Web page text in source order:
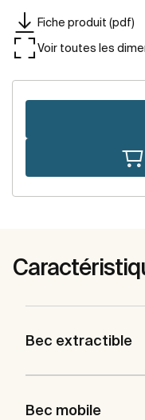
Fiche produit (pdf)
Voir toutes les
Bec extractible
Bec mobile